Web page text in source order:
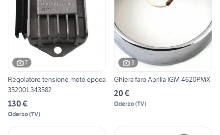
7
Regolatore tensione moto epoca
352001 343582
130 €
Oderzo(TV)
3
Ghiera faro Aprilia IGM 4620PMX
20 €
Oderzo(TV)